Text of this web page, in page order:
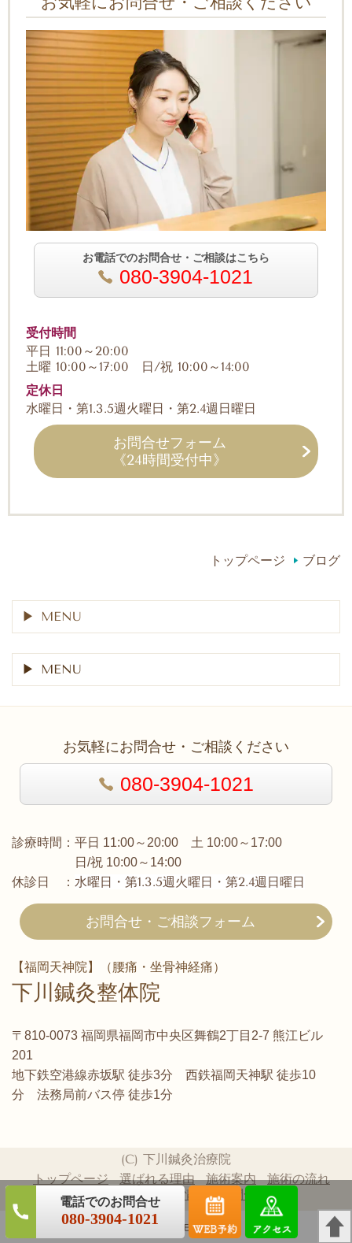
080-3904-1021
お電話でのお問合せ・ご相談はこちら
080-3904-1021
受付時間
平日 11:00～20:00
土曜 10:00～17:00 日/祝 10:00～14:00
定休日
水曜日・第1.3.5週火曜日・第2.4週日曜日
お問合せフォーム
《24時間受付中》
トップページ ブログ
MENU
MENU
お気軽にお問合せ・ご相談ください
080-3904-1021
診療時間：平日 11:00～20:00 土 10:00～17:00
日/祝 10:00～14:00
休診日 ： 水曜日・第1.3.5週火曜日・第2.4週日曜日
お問合せ・ご相談フォーム
【福岡天神院】（腰痛・坐骨神経痛）
下川鍼灸整体院
〒810-0073 福岡県福岡市中央区舞鶴2丁目2-7 熊江ビル
201
地下鉄空港線赤坂駅 徒歩3分 西鉄福岡天神駅 徒歩10
分 法務局前バス停 徒歩1分
(C) 下川鍼灸治療院
トップページ
選ばれる理由 施術案内
施術の流れ
患者様の声
概要情報 お問合せ
パソコン ｜モバイル